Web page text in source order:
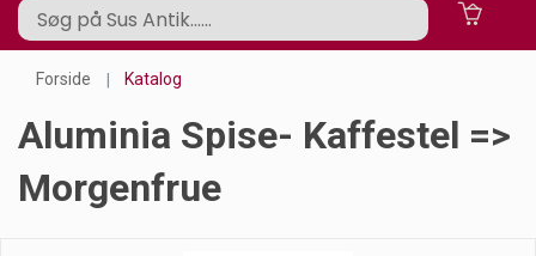
Forside Katalog
Aluminia Spise- Kaffestel =>
Morgenfrue